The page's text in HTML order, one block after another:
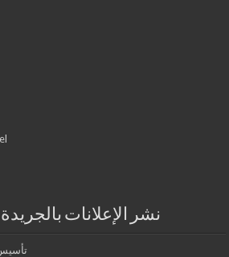
نشر الإعلانات